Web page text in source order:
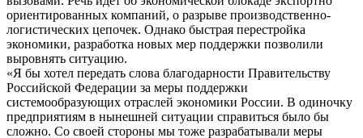
ориентированных компаний, о разрыве производственно-
логистических цепочек. Однако быстрая перестройка
экономики, разработка новых мер поддержки позволили
выровнять ситуацию.
«Я бы хотел передать слова благодарности Правительству
Российской Федерации за меры поддержки
системообразующих отраслей экономики России. В одиночку
предприятиям в нынешней ситуации справиться было бы
сложно. Со своей стороны мы тоже разрабатывали меры